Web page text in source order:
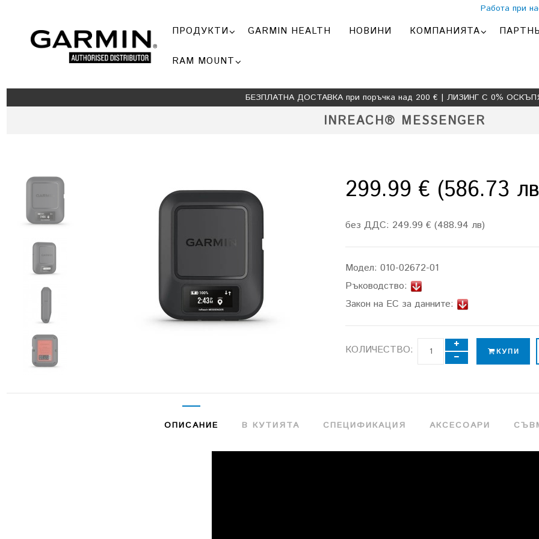
Работа при
ПРОДУКТИ GARMIN HEALTH НОВИНИ КОМПАНИЯТА
RAM MOUNT
БЕЗПЛАТНА ДОСТАВКА при поръчка над 200 € | ЛИЗИНГ С 0%
INREACH® MESSENGER
299.99 € (586.73
без ДДС: 249.99 € (488.94 лв)
Модел:010-02672-01
Ръководство:
Закон на ЕС за данните:
КОЛИЧЕСТВО: КУПИ
ОПИСАНИЕ В КУТИЯТА СПЕЦИФИКАЦИЯ АКСЕСОАРИ